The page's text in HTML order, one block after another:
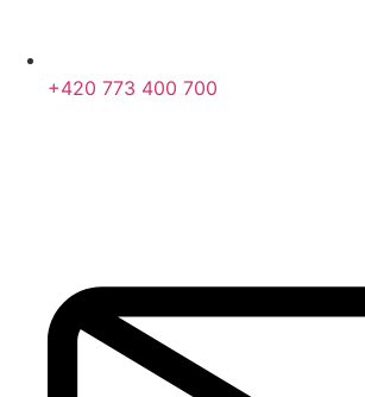
+420 773 400 700